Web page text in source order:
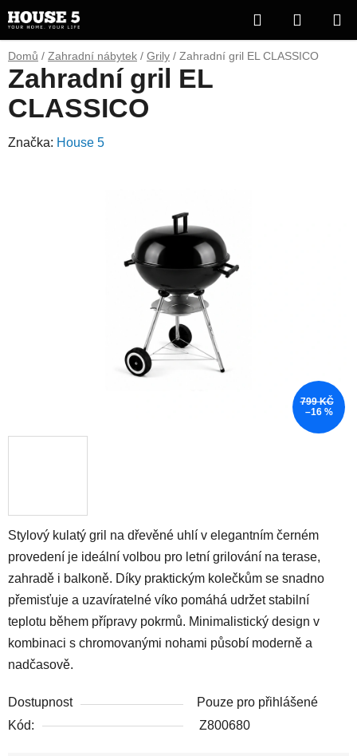
na
obsah
Hledat
KOŠÍK
Domů / Zahradní nábytek / Grily / Zahradní gril EL CLASSICO
Stylový kulatý gril na dřevěné uhlí v elegantním černém
provedení je ideální volbou pro letní grilování na terase,
zahradě i balkoně. Díky praktickým kolečkům se snadno
přemisťuje a uzavíratelné víko pomáhá udržet stabilní
teplotu během přípravy pokrmů. Minimalistický design v
kombinaci s chromovanými nohami působí moderně a
nadčasově.
Dostupnost
Pouze pro přihlášené
Kód:
Z800680
Zahradní gril EL
CLASSICO
Značka: House 5
799 KČ
–16 %